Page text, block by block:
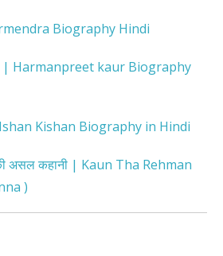
Biography Hindi
| Harmanpreet kaur Biography
Ishan Kishan Biography in Hindi
असल कहानी | Kaun Tha Rehman
)